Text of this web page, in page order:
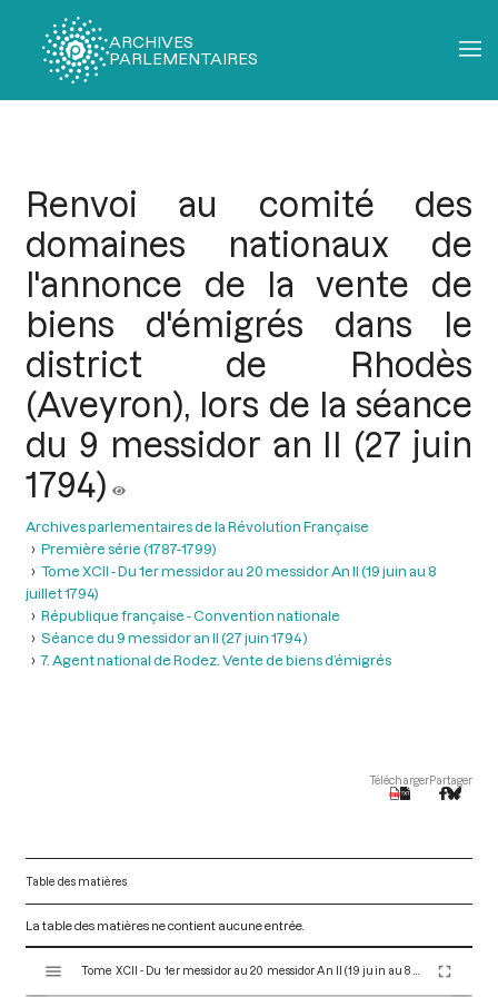
ARCHIVES
PARLEMENTAIRES
Renvoi au comité des
domaines nationaux de
l'annonce de la vente de
biens d'émigrés dans le
district de Rhodès
(Aveyron), lors de la séance
du 9 messidor an II (27 juin
1794)
Archives parlementaires de la Révolution Française
Première série (1787-1799)
Tome XCII - Du 1er messidor au 20 messidor An II (19 juin au 8
juillet 1794)
République française - Convention nationale
Séance du 9 messidor an II (27 juin 1794 )
7. Agent national de Rodez. Vente de biens d’émigrés
TéléchargerPartager
Table des matières
La table des matières ne contient aucune entrée.